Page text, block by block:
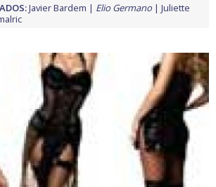
Javier Bardem Elio Germano
Juliette